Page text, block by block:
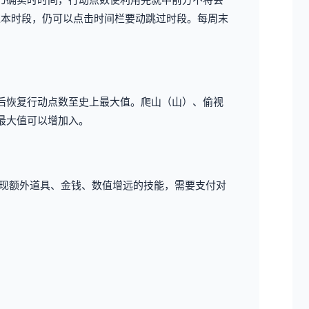
时段，仍可以点击时间栏要动跳过时段。 每周末
复行动点数至史上最大值。 爬山（山）、偷视
值可以增加入。
额外道具、金钱、数值增远的技能，需要支付对